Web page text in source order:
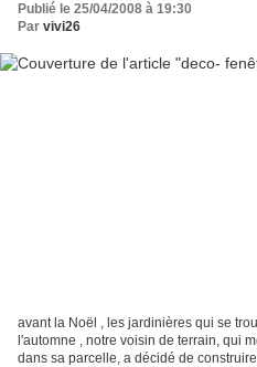
Publié le 25/04/2008 à 19:30
Par vivi26
avant la Noël , les jardinières qui se
l'automne , notre voisin de terrain, qui
dans sa parcelle, a décidé de